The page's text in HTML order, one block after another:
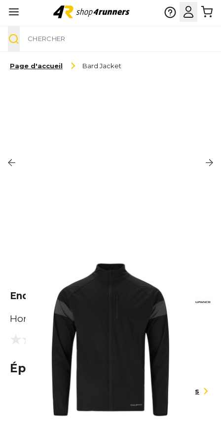
Page d'accueil Bard Jacket
Endurance Bard Jacket
Homme
Épuisé
Guide des tailles